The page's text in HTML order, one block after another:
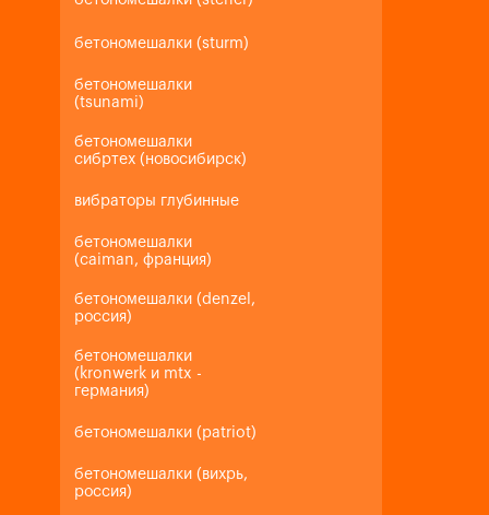
бетономешалки (sturm)
бетономешалки
(tsunami)
бетономешалки
сибртех (новосибирск)
вибраторы глубинные
бетономешалки
(caiman, франция)
бетономешалки (denzel,
россия)
бетономешалки
(kronwerk и mtx -
германия)
бетономешалки (patriot)
бетономешалки (вихрь,
россия)